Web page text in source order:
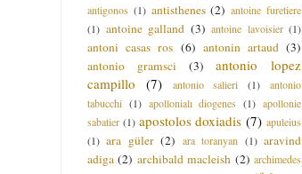
antigonos (1) antisthenes (2) antoine furetiere
(1) antoine galland (3) antoine lavoisier (1)
antoni casas ros (6) antonin artaud (3)
antonio gramsci
(3)
antonio lopez
campillo
(7) antonio salieri (1)
antonio
tabucchi (1) apollonialı diogenes (1) apollonie
sabatier (1) apostolos doxiadis (7) apuleius
(1) ara güler (2) ara toranyan (1) aravind
adiga (2) archibald macleish (2) archimedes